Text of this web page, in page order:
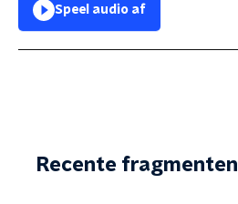
Speel audio af
Recente fragmenten